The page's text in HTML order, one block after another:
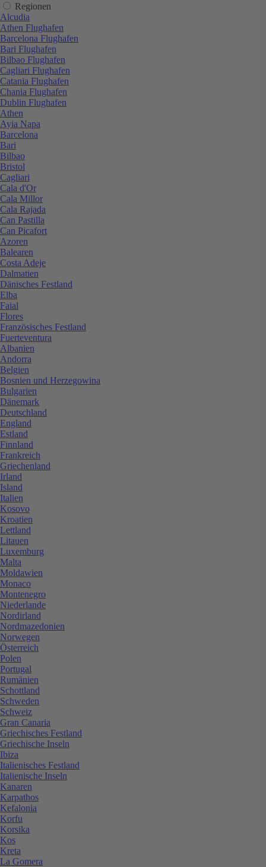
Regionen
Alcudia
Athen Flughafen
Barcelona Flughafen
Bari Flughafen
Bilbao Flughafen
Cagliari Flughafen
Catania Flughafen
Chania Flughafen
Dublin Flughafen
Athen
Ayia Napa
Barcelona
Bari
Bilbao
Bristol
Cagliari
Cala d'Or
Cala Millor
Cala Rajada
Can Pastilla
Can Picafort
Azoren
Balearen
Costa Adeje
Dalmatien
Dänisches Festland
Elba
Faial
Flores
Französisches Festland
Fuerteventura
Albanien
Andorra
Belgien
Bosnien und Herzegowina
Bulgarien
Dänemark
Deutschland
England
Estland
Finnland
Frankreich
Griechenland
Irland
Island
Italien
Kosovo
Kroatien
Lettland
Litauen
Luxemburg
Malta
Moldawien
Monaco
Montenegro
Niederlande
Nordirland
Nordmazedonien
Norwegen
Österreich
Polen
Portugal
Rumänien
Schottland
Schweden
Schweiz
Gran Canaria
Griechisches Festland
Griechische Inseln
Ibiza
Italienisches Festland
Italienische Inseln
Kanaren
Karpathos
Kefalonia
Korfu
Korsika
Kos
Kreta
La Gomera